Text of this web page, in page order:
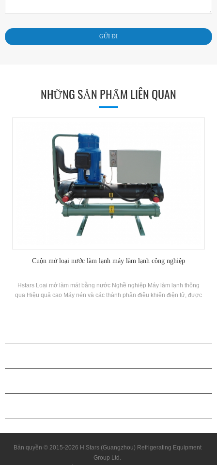
NHỮNG SẢN PHẨM LIÊN QUAN
Cuộn mở loại nước làm lạnh máy làm lạnh công nghiệp
Hstars Loại mở làm mát bằng nước Nghề nghiệp Máy làm lạnh thông
qua Hiệu quả cao Máy nén và các thành phần điều khiển điện tử, được
Bản quyền © 2015-2026 H.Stars (Guangzhou) Refrigerating Equipment
Group Ltd.